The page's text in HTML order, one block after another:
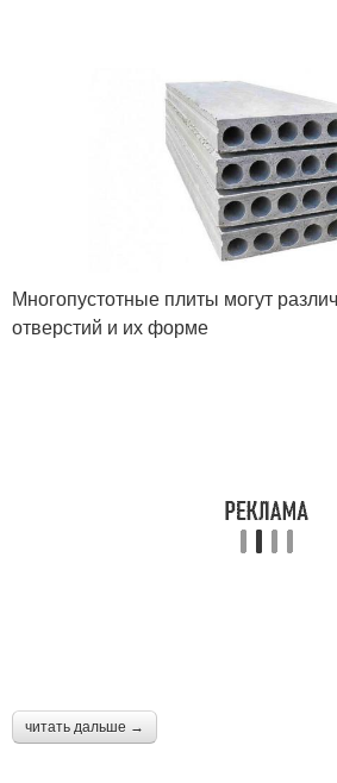
Многопустотные плиты могут
отверстий и их форме
читать дальше →